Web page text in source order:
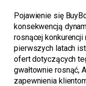
Pojawienie się
konsekwencją
rosnącej
pierwszych latach
ofert dotyczących
gwałtownie rosnąć,
zapewnienia